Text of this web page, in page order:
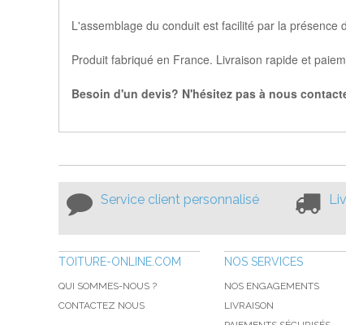
L'assemblage du conduit est facilité par la
Produit fabriqué en France. Livraison rapide et
Besoin d'un devis? N'hésitez pas à nous
Service client personnalisé
TOITURE-ONLINE.COM
QUI SOMMES-NOUS ?
CONTACTEZ NOUS
NOS SERVICES
NOS ENGAGEMENTS
LIVRAISON